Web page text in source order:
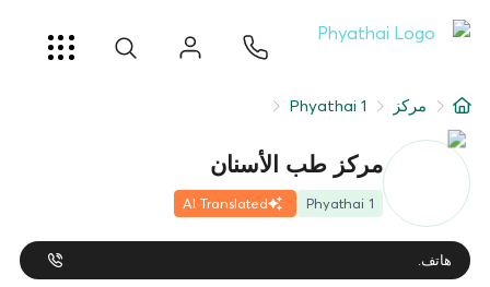
شرط
عن
فرع المستشفى
مركز Phyathai 1
مركز طب الأسنان
Phyathai 1
AI Translated
هاتف.